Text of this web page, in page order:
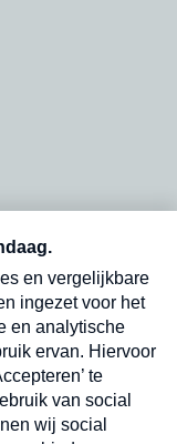
in
Verzend